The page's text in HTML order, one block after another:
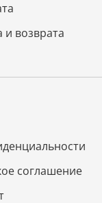
возврата
соглашение